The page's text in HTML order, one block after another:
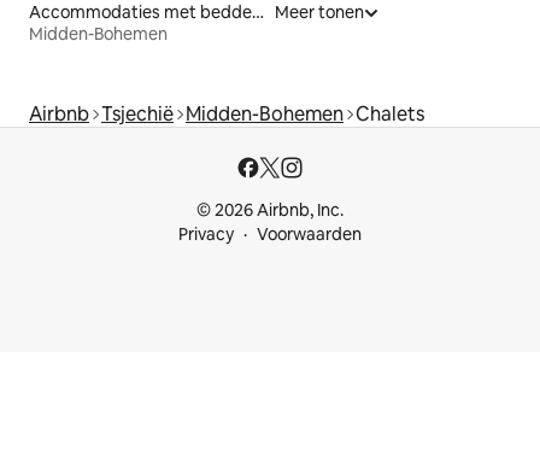
Accommodaties met bedden op toegankelijke hoogte
Midden-Bohemen
Meer tonen
Airbnb Tsjechië Midden-Bohemen Chalets
© 2026 Airbnb, Inc.
Privacy
Voorwaarden